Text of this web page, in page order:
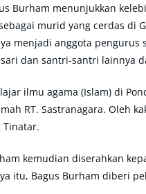
Burham menunjukkan
murid yang cerdas di
menjadi anggota
dan santri-santri lainnya
ilmu agama (Islam) di
RT. Sastranagara. Oleh
Tinatar.
kemudian diserahkan
itu, Bagus Burham diberi